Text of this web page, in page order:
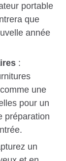
portable
que
année
:
une
pour un
préparation
un